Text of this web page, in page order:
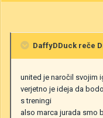
DaffyDDuck reče
united je naročil svojim
verjetno je ideja da
s treningi
also marca jurada smo